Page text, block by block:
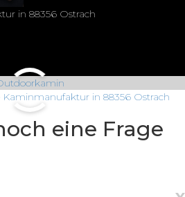
in 88356 Ostrach
Kaminmanufaktur in 88356 Ostrach
eine Frage